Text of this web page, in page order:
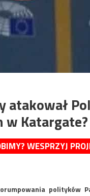
atakował
Katargate?
WESPRZYJ
polityków